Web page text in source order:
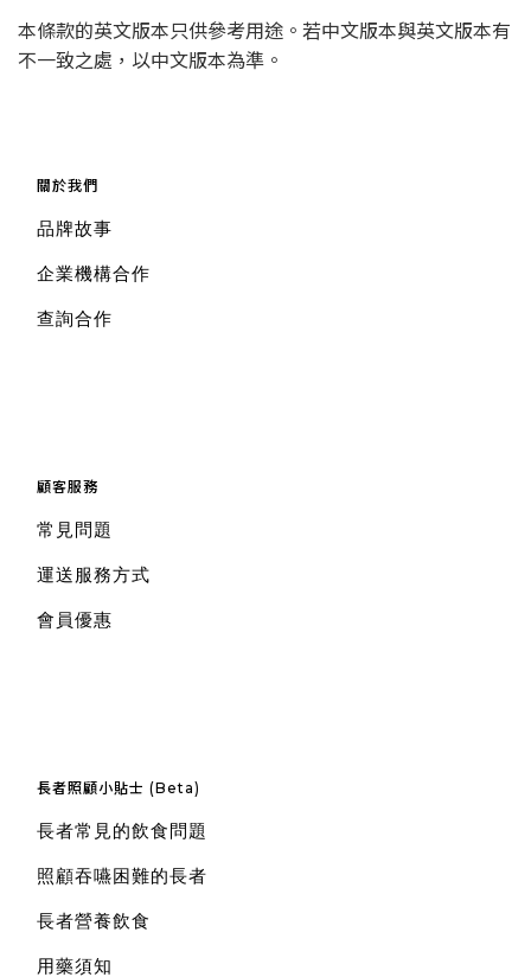
本條款的英文版本只供參考用途。若中文版本與英文版本有
不一致之處，以中文版本為準。
關於我們
品牌故事
企業機構合作
查詢合作
顧客服務
常見問題
運送服務方式
會員優惠
長者照顧小貼士 (Beta)
長者常見的飲食問題
照顧吞嚥困難的長者
長者營養飲食
用藥須知